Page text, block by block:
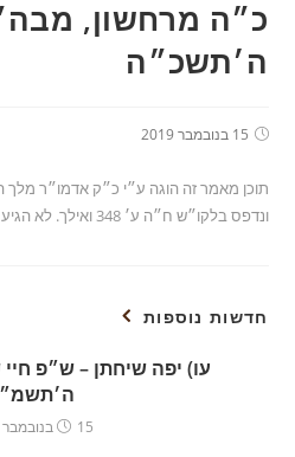
כ״ה מרחשון,
ה׳תשכ״ה
15 בנובמבר 2019
תוכן מאמר זה הוגה ע״י כ״ק אדמו״ר מלך
ונדפס בלקו״ש ח״ה ע׳ 348 ואילך. לא הגיע לידינו לע״ע הנחה ממאמר זה.
חדשות נוספות
עו) יפה שיחתן – ש״פ
15 בנובמבר 2019